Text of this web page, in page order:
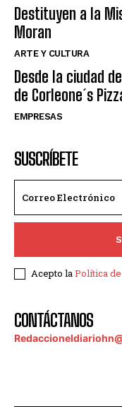
Destituyen a la
Moran
ARTE Y CULTURA
Desde la ciudad
de Corleone´s
EMPRESAS
SUSCRÍBETE
Acepto laPolítica
CONTÁCTANOS